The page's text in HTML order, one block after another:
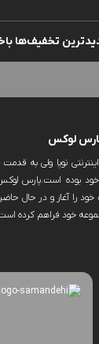
تخفیف‌ها
لوکس
نوپا ولی به
بوده است.پارس لوکس
را آغاز و در حال
حضوری ندارد و کلیه
شما این امکان وجود